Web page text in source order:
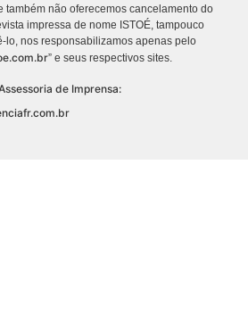
também não oferecemos cancelamento do
impressa de nome ISTOÉ, tampouco
lo, nos responsabilizamos apenas pelo
” e seus respectivos sites.
de Imprensa: